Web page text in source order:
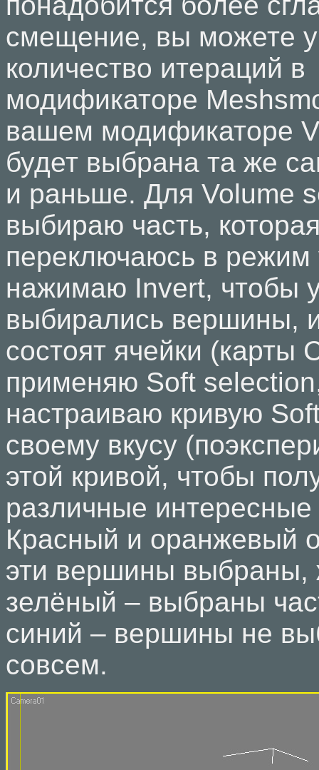
смещение, вы можете
количество итераций в
модификаторе
вашем модификаторе
будет выбрана та же
и раньше. Для Volume
выбираю часть,
переключаюсь в режим
нажимаю Invert, чтобы
выбирались вершины,
состоят ячейки (карты
применяю Soft
настраиваю кривую
своему вкусу
этой кривой, чтобы
различные
Красный и оранжевый
эти вершины выбраны,
зелёный – выбраны
синий – вершины не
совсем.